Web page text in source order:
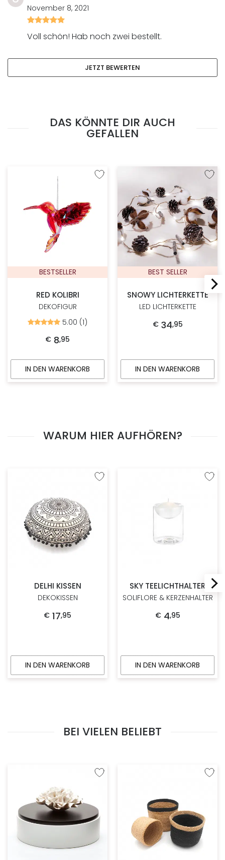
November 8, 2021
5
Voll schön! Hab noch zwei bestellt.
JETZT BEWERTEN
DAS KÖNNTE DIR AUCH
GEFALLEN
Zur Wunschliste hinzufügen
BESTSELLER
RED KOLIBRI
DEKOFIGUR
Bewertet
5.00
von
5.00 (1)
€ 8,95
IN DEN WARENKORB
Zur
BEST SELLER
SNOWY LICHTERKETTE
LED LICHTERKETTE
€ 34,95
IN DEN WARENKORB
WARUM HIER AUFHÖREN?
Zur Wunschliste hinzufügen
DELHI KISSEN
DEKOKISSEN
€ 17,95
IN DEN WARENKORB
Zur
SKY TEELICHTHALTER
SOLIFLORE & KERZENHALTER
€ 4,95
IN DEN WARENKORB
BEI VIELEN BELIEBT
Zur Wunschliste hinzufügen Zur